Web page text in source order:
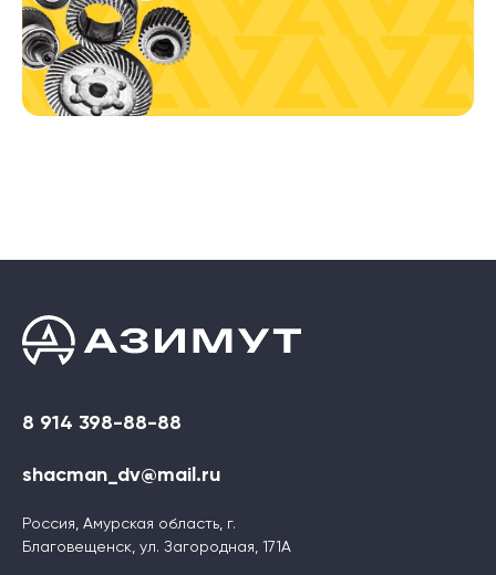
8 914 398-88-88
shacman_dv@mail.ru
Россия, Амурская область, г.
Благовещенск, ул. Загородная, 171А